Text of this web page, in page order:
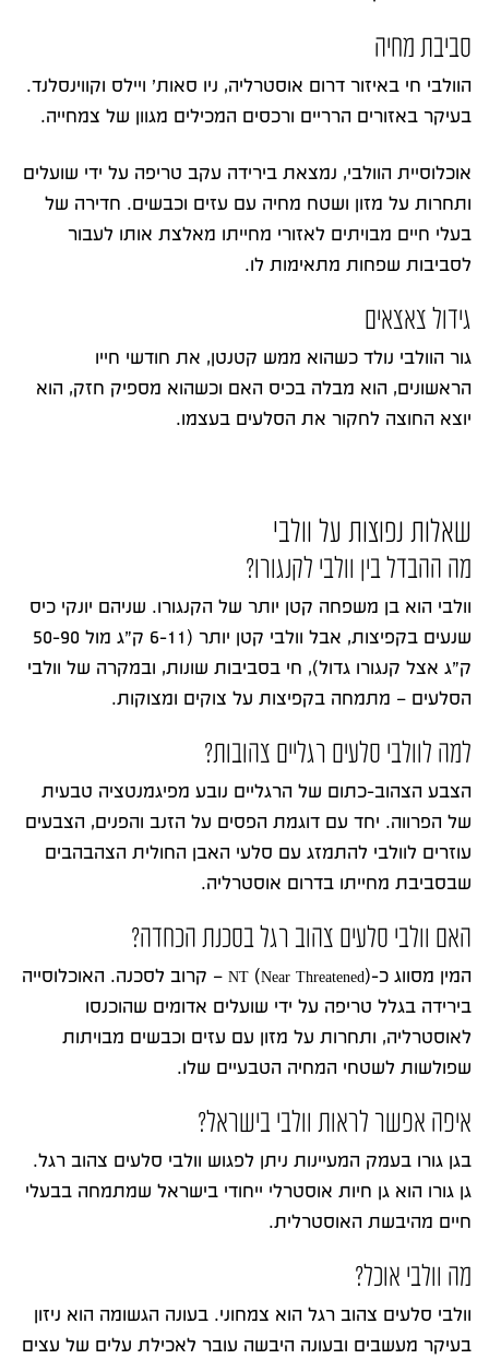
סביבת מחיה
הוולבי חי באיזור דרום אוסטרליה, ניו סאות’ ויילס וקווינסלנד.
בעיקר באזורים הרריים ורכסים המכילים מגוון של צמחייה.
אוכלוסיית הוולבי, נמצאת בירידה עקב טריפה על ידי שועלים
ותחרות על מזון ושטח מחיה עם עזים וכבשים. חדירה של
בעלי חיים מבויתים לאזורי מחייתו מאלצת אותו לעבור
לסביבות שפחות מתאימות לו.
גידול צאצאים
גור הוולבי נולד כשהוא ממש קטנטן, את חודשי חייו
הראשונים, הוא מבלה בכיס האם וכשהוא מספיק חזק, הוא
יוצא החוצה לחקור את הסלעים בעצמו.
שאלות נפוצות על וולבי
מה ההבדל בין וולבי לקנגורו?
וולבי הוא בן משפחה קטן יותר של הקנגורו. שניהם יונקי כיס
שנעים בקפיצות, אבל וולבי קטן יותר (6-11 ק”ג מול 50-90
ק”ג אצל קנגורו גדול), חי בסביבות שונות, ובמקרה של וולבי
הסלעים – מתמחה בקפיצות על צוקים ומצוקות.
למה לוולבי סלעים רגליים צהובות?
הצבע הצהוב-כתום של הרגליים נובע מפיגמנטציה טבעית
של הפרווה. יחד עם דוגמת הפסים על הזנב והפנים, הצבעים
עוזרים לוולבי להתמזג עם סלעי האבן החולית הצהבהבים
שבסביבת מחייתו בדרום אוסטרליה.
האם וולבי סלעים צהוב רגל בסכנת הכחדה?
המין מסווג כ-NT (Near Threatened) – קרוב לסכנה. האוכלוסייה
בירידה בגלל טריפה על ידי שועלים אדומים שהוכנסו
לאוסטרליה, ותחרות על מזון עם עזים וכבשים מבויתות
שפולשות לשטחי המחיה הטבעיים שלו.
איפה אפשר לראות וולבי בישראל?
בגן גורו בעמק המעיינות ניתן לפגוש וולבי סלעים צהוב רגל.
גן גורו הוא גן חיות אוסטרלי ייחודי בישראל שמתמחה בבעלי
חיים מהיבשת האוסטרלית.
מה וולבי אוכל?
וולבי סלעים צהוב רגל הוא צמחוני. בעונה הגשומה הוא ניזון
בעיקר מעשבים ובעונה היבשה עובר לאכילת עלים של עצים